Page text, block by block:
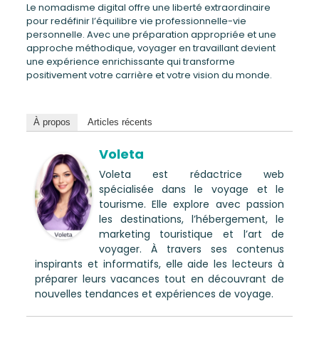
Le nomadisme digital offre une liberté extraordinaire
pour redéfinir l’équilibre vie professionnelle-vie
personnelle. Avec une préparation appropriée et une
approche méthodique, voyager en travaillant devient
une expérience enrichissante qui transforme
positivement votre carrière et votre vision du monde.
À propos Articles récents
Voleta
Voleta est rédactrice web
spécialisée dans le voyage et le
tourisme. Elle explore avec passion
les destinations, l’hébergement, le
marketing touristique et l’art de
voyager. À travers ses contenus
inspirants et informatifs, elle aide les lecteurs à
préparer leurs vacances tout en découvrant de
nouvelles tendances et expériences de voyage.